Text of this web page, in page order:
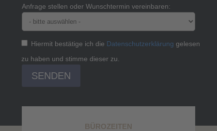
Anfrage stellen oder Wunschtermin vereinbaren:
Hiermit bestätige ich die Datenschutzerklärung gelesen
zu haben und stimme dieser zu.
SENDEN
BÜROZEITEN